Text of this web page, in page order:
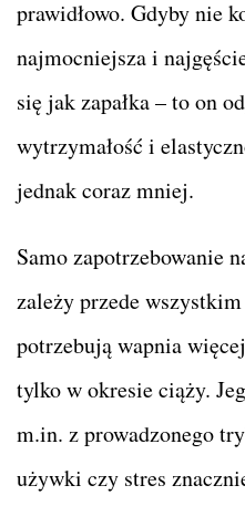
prawidłowo. Gdyby nie
najmocniejsza i
się jak zapałka – to on
wytrzymałość i
jednak coraz mniej.
Samo zapotrzebowanie
zależy przede
potrzebują wapnia
tylko w okresie ciąży.
m.in. z prowadzonego
używki czy stres